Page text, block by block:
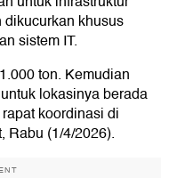
khusus
sistem IT.
ton. Kemudian
lokasinya berada
koordinasi di
Rabu (1/4/2026).